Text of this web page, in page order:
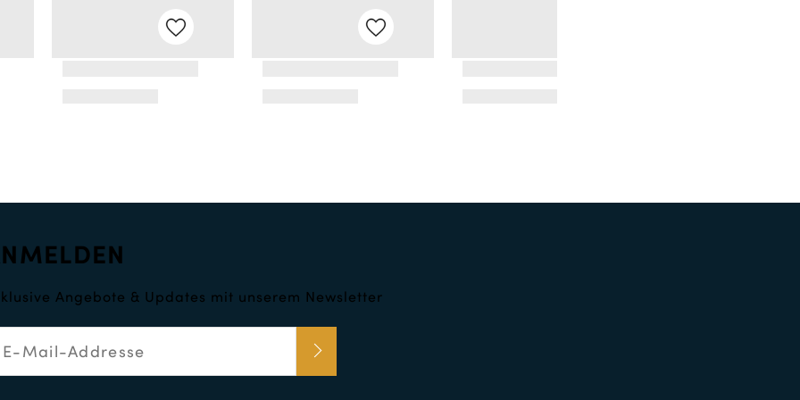
Angebote & Updates mit unserem Newsletter